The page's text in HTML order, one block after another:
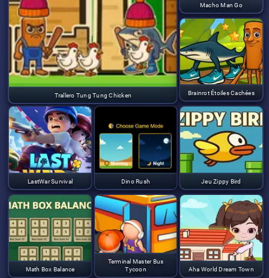
Trallero Tung Tung Chicken
Macho Man Go
Brainrot Étoiles Cachées
LastWar Survival Dino Rush Jeu Zippy Bird
Math Box Balance
Terminal Master Bus
Tycoon
Aha World Dream Town